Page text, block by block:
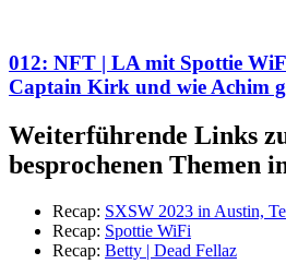
012: NFT | LA mit Spottie
Captain Kirk und wie Achim
Weiterführende Links
besprochenen Themen
Recap: SXSW 2023 in Austin,
Recap: Spottie WiFi
Recap: Betty | Dead Fellaz